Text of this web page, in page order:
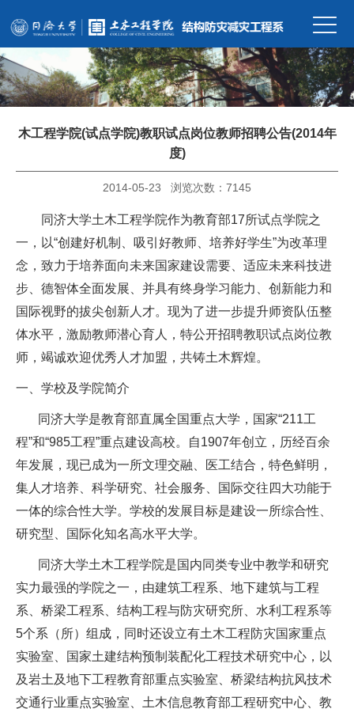
木工程学院(试点学院)教职试点岗位教师招聘公告(2014年
度)
2014-05-23 浏览次数： 7145
同济大学土木工程学院作为教育部17所试点学院之
一，以“创建好机制、吸引好教师、培养好学生”为改革理
念，致力于培养面向未来国家建设需要、适应未来科技进
步、德智体全面发展、并具有终身学习能力、创新能力和
国际视野的拔尖创新人才。现为了进一步提升师资队伍整
体水平，激励教师潜心育人，特公开招聘教职试点岗位教
师，竭诚欢迎优秀人才加盟，共铸土木辉煌。
一、学校及学院简介
同济大学是教育部直属全国重点大学，国家“211工
程”和“985工程”重点建设高校。自1907年创立，历经百余
年发展，现已成为一所文理交融、医工结合，特色鲜明，
集人才培养、科学研究、社会服务、国际交往四大功能于
一体的综合性大学。学校的发展目标是建设一所综合性、
研究型、国际化知名高水平大学。
同济大学土木工程学院是国内同类专业中教学和研究
实力最强的学院之一，由建筑工程系、地下建筑与工程
系、桥梁工程系、结构工程与防灾研究所、水利工程系等
5个系（所）组成，同时还设立有土木工程防灾国家重点
实验室、国家土建结构预制装配化工程技术研究中心，以
及岩土及地下工程教育部重点实验室、桥梁结构抗风技术
交通行业重点实验室、土木信息教育部工程研究中心、教